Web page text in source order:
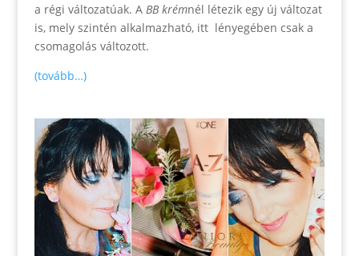
a régi változatúak. A BB krémnél létezik egy új változat
is, mely szintén alkalmazható, itt lényegében csak a
csomagolás változott.
(tovább…)